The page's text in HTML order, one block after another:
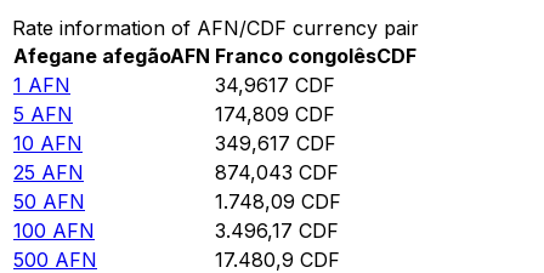
Rate information of AFN/CDF currency pair
Afegane afegãoAFN Franco congolêsCDF
1 AFN 34,9617 CDF
5 AFN 174,809 CDF
10 AFN 349,617 CDF
25 AFN 874,043 CDF
50 AFN 1.748,09 CDF
100 AFN 3.496,17 CDF
500 AFN 17.480,9 CDF